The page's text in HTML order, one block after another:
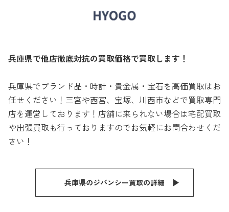
兵庫県で他店徹底対抗の買取価格で買取します！
兵庫県でブランド品・時計・貴金属・宝石を高価買取はお
任せください！三宮や西宮、宝塚、川西市などで買取専門
店を運営しております！店舗に来られない場合は宅配買取
や出張買取も行っておりますのでお気軽にお問合わせくだ
さい！
兵庫県のジバンシー買取の詳細